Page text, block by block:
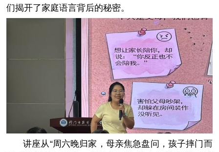
们揭开了家庭语言背后的秘密。
讲座从“周六晚归家，母亲焦急盘问，孩子摔门而